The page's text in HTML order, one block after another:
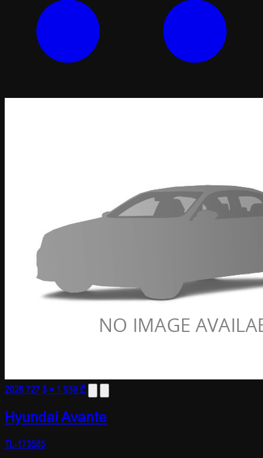
2026727 $≈ 1 939 ₾
Hyundai Avante
TL-173585